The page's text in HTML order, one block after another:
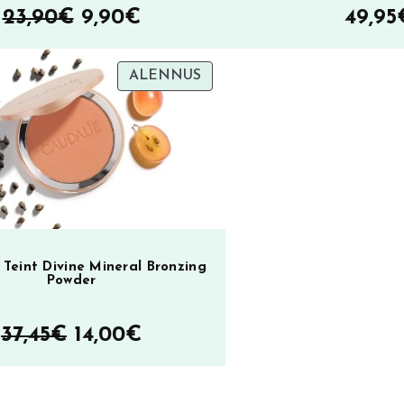
23,90€ Alkuperäinen
hinta
oli:
23,90€.
9,90€Nykyinen
hinta
on:
9,90€.
49,95
ALENNUSTUOTE
ALENNUKSESSA
Divine Mineral Bronzing
Powder
37,45€ Alkuperäinen
hinta
14,00€
hinta